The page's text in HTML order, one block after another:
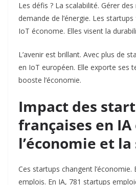
Les défis ? La scalabilité. Gérer des
demande de l’énergie. Les
IoT économe. Elles visent la
L’avenir est brillant. Avec plus de
en IoT européen. Elle exporte ses
booste l’économie.
Impact des
françaises en IA
l’économie et
Ces startups changent l’économie.
emplois. En IA, 781 startups